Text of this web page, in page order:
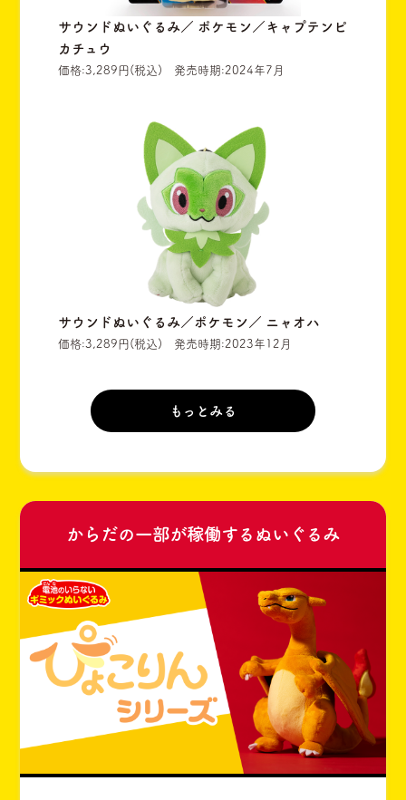
サウンドぬいぐるみ／ ポケモン／キャプテンピ
カチュウ
価格:3,289円(税込) 発売時期:2024年7月
サウンドぬいぐるみ／ポケモン／ ニャオハ
価格:3,289円(税込) 発売時期:2023年12月
もっとみる
からだの一部が稼働するぬいぐるみ